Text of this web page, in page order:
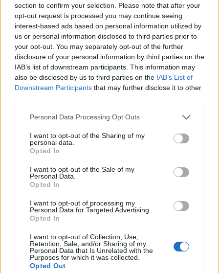
section to confirm your selection. Please note that after your
opt-out request is processed you may continue seeing
interest-based ads based on personal information utilized by
us or personal information disclosed to third parties prior to
your opt-out. You may separately opt-out of the further
disclosure of your personal information by third parties on the
IAB’s list of downstream participants. This information may
also be disclosed by us to third parties on the IAB’s List of
Downstream Participants that may further disclose it to other
Personal Data Processing Opt Outs
I want to opt-out of the Sharing of my
personal data.
Opted In
I want to opt-out of the Sale of my
Personal Data.
Opted In
I want to opt-out of processing my
Personal Data for Targeted Advertising.
Opted In
I want to opt-out of Collection, Use,
Retention, Sale, and/or Sharing of my
Personal Data that Is Unrelated with the
Purposes for which it was collected.
Opted Out
2 - 5%
Squalificato 0 - 0%
Infortunato 0 - 0
Inutilizzato 36 - 94 %
Scarica riepilogo
stagionale
Giornata Entrato Bonus/Malus
LEC 0-1 VER
VER 0-1 MIL
JUV 2-1 VER